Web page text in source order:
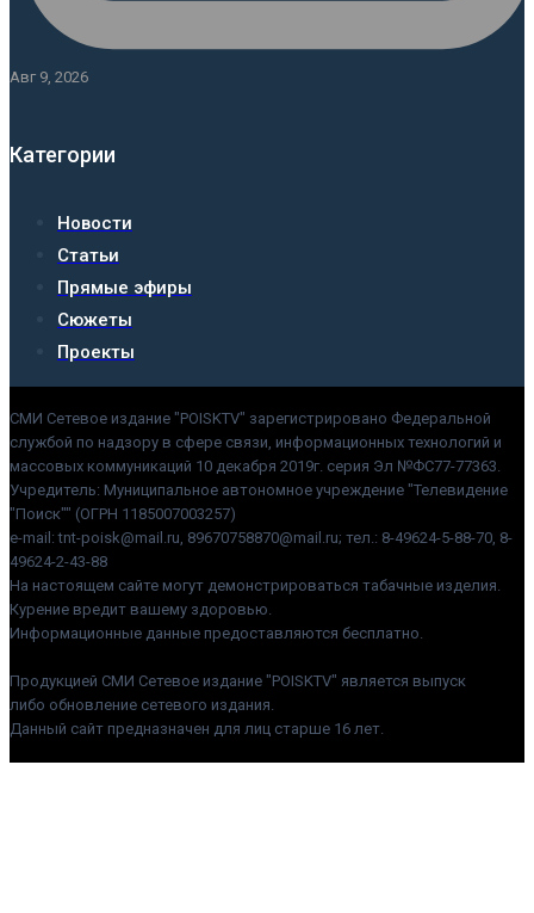
Авг 9, 2026
Категории
Новости
Статьи
Прямые эфиры
Сюжеты
Проекты
СМИ Сетевое издание "POISKTV" зарегистрировано Федеральной
службой по надзору в сфере связи, информационных технологий и
массовых коммуникаций 10 декабря 2019г. серия Эл №ФС77-77363.
Учредитель: Муниципальное автономное учреждение "Телевидение
"Поиск"" (ОГРН 1185007003257)
e-mail: tnt-poisk@mail.ru, 89670758870@mail.ru; тел.: 8-49624-5-88-70, 8-
49624-2-43-88
На настоящем сайте могут демонстрироваться табачные изделия.
Курение вредит вашему здоровью.
Информационные данные предоставляются бесплатно.
Продукцией СМИ Сетевое издание "POISKTV" является выпуск
либо обновление сетевого издания.
Данный сайт предназначен для лиц старше 16 лет.